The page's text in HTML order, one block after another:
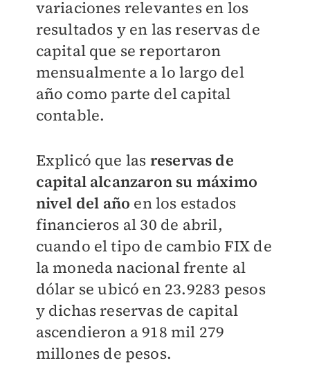
variaciones relevantes en los
resultados y en las reservas de
capital que se reportaron
mensualmente a lo largo del
año como parte del capital
contable.
Explicó que las reservas de
capital alcanzaron su máximo
nivel del año en los estados
financieros al 30 de abril,
cuando el tipo de cambio FIX de
la moneda nacional frente al
dólar se ubicó en 23.9283 pesos
y dichas reservas de capital
ascendieron a 918 mil 279
millones de pesos.